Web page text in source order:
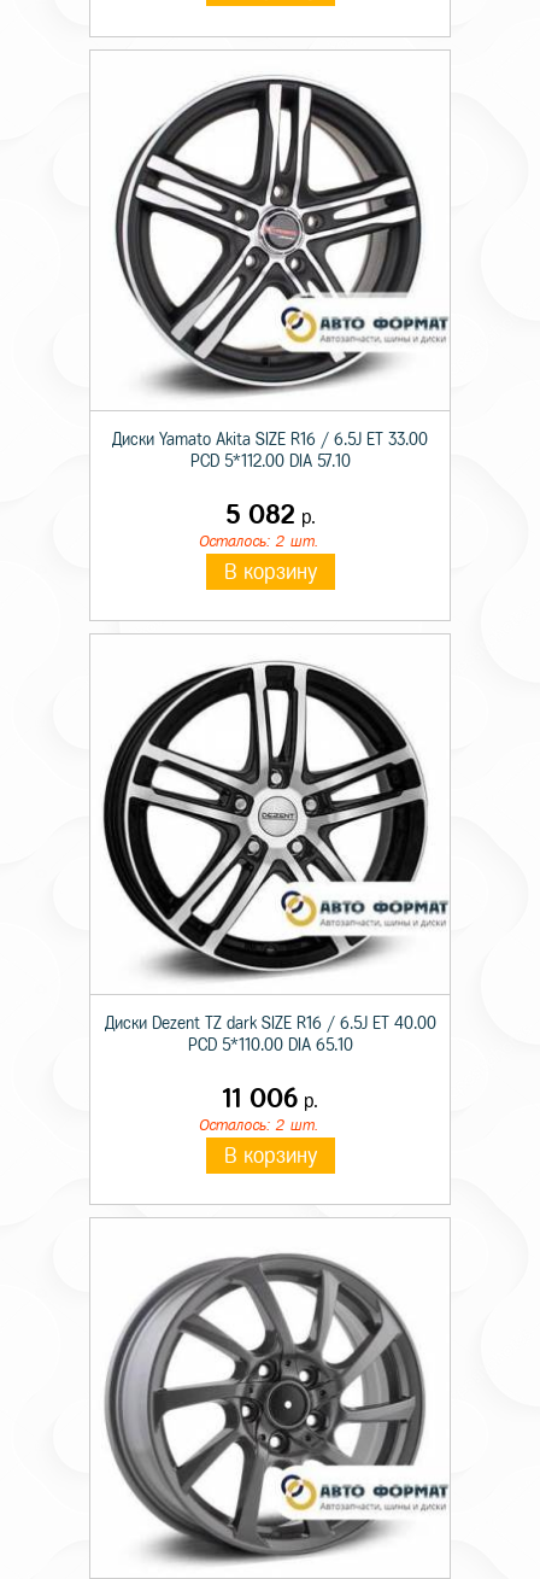
Диски Yamato Akita SIZE R16 / 6.5J ET 33.00
PCD 5*112.00 DIA 57.10
5 082 р.
Осталось: 2 шт.
В корзину
Диски Dezent TZ dark SIZE R16 / 6.5J ET 40.00
PCD 5*110.00 DIA 65.10
11 006 р.
Осталось: 2 шт.
В корзину